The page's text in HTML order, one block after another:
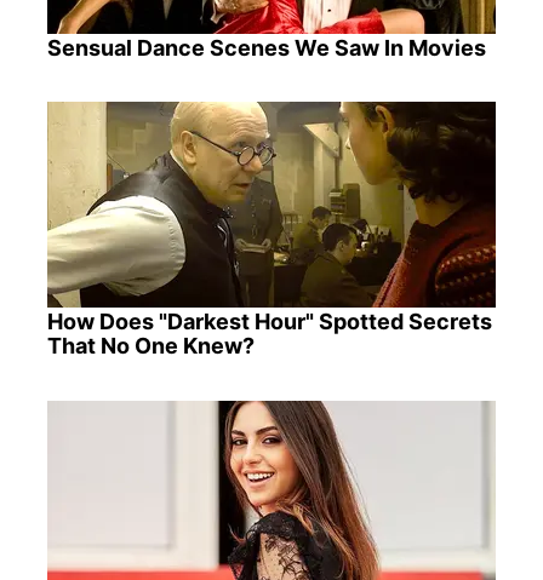
Sensual Dance Scenes We Saw In Movies
How Does "Darkest Hour" Spotted Secrets
That No One Knew?